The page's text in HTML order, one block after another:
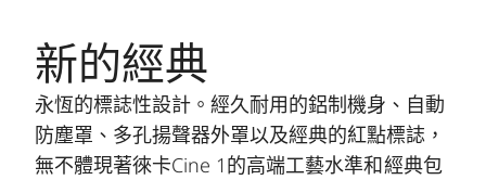
新的經典
永恆的標誌性設計。經久耐用的鋁制機身、自動
防塵罩、多孔揚聲器外罩以及經典的紅點標誌，
無不體現著徠卡Cine 1的高端工藝水準和經典包